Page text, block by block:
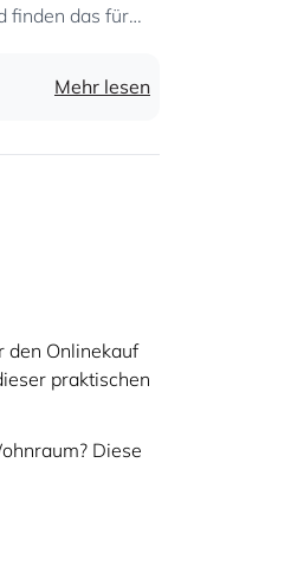
finden das für
Mehr lesen
den Onlinekauf
praktischen
Diese